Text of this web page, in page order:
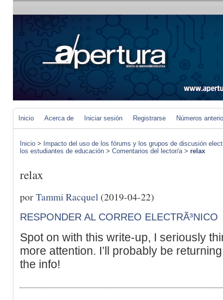
Inicio Acerca de Iniciar sesión Registrarse Números
Inicio > Impacto del uso de los fórums y los grupos de discusión
los estudiantes de educación > Comentarios del lector/a> relax
relax
porTammi Racquel (2019-04-22)
RESPONDER AL CORREO ELECTRÃ³NICO
Spot on with this write-up, I seriously
more attention. I’ll probably be
the info!